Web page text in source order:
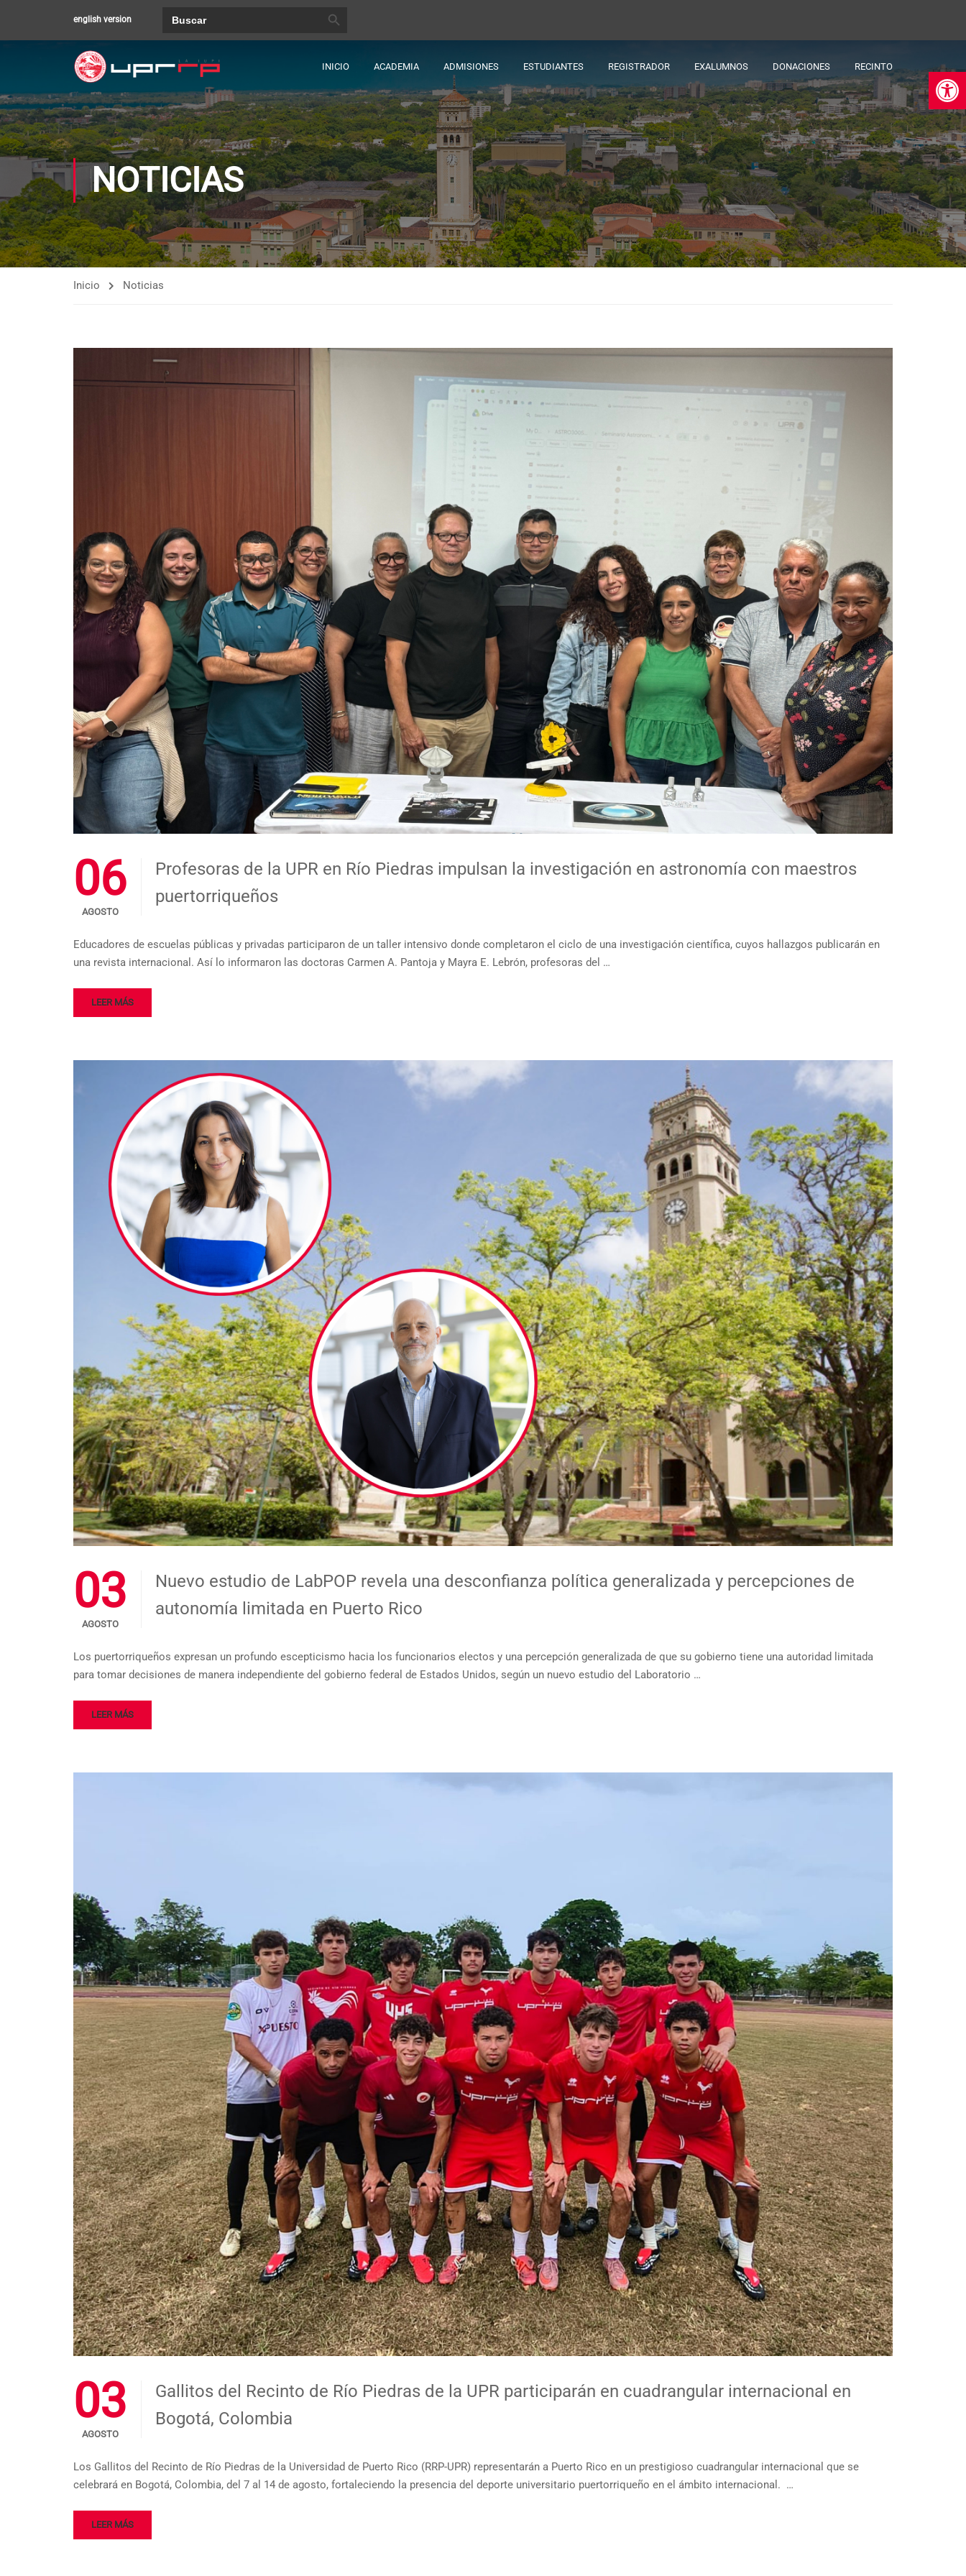
english version
INICIO ACADEMIA ADMISIONES ESTUDIANTES REGISTRADOR EXALUMNOS DONACIONES RECINTO
NOTICIAS
Inicio Noticias
06
AGOSTO
Profesoras de la UPR en Río Piedras impulsan la investigación en astronomía con maestros
puertorriqueños
Educadores de escuelas públicas y privadas participaron de un taller intensivo donde completaron el ciclo de una investigación científica, cuyos hallazgos publicarán en
una revista internacional. Así lo informaron las doctoras Carmen A. Pantoja y Mayra E. Lebrón, profesoras del …
LEER MÁS
03
AGOSTO
Nuevo estudio de LabPOP revela una desconfianza política generalizada y percepciones de
autonomía limitada en Puerto Rico
Los puertorriqueños expresan un profundo escepticismo hacia los funcionarios electos y una percepción generalizada de que su gobierno tiene una autoridad limitada
para tomar decisiones de manera independiente del gobierno federal de Estados Unidos, según un nuevo estudio del Laboratorio …
LEER MÁS
03
AGOSTO
Gallitos del Recinto de Río Piedras de la UPR participarán en cuadrangular internacional en
Bogotá, Colombia
Los Gallitos del Recinto de Río Piedras de la Universidad de Puerto Rico (RRP-UPR) representarán a Puerto Rico en un prestigioso cuadrangular internacional que se
celebrará en Bogotá, Colombia, del 7 al 14 de agosto, fortaleciendo la presencia del deporte universitario puertorriqueño en el ámbito internacional. …
LEER MÁS